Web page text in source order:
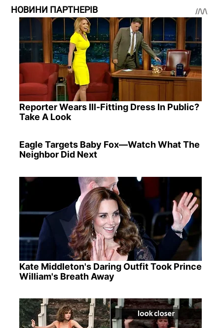
НОВИНИ ПАРТНЕРІВ
Reporter Wears Ill-Fitting Dress In Public?
Take A Look
Eagle Targets Baby Fox—Watch What The
Neighbor Did Next
Kate Middleton's Daring Outfit Took Prince
William's Breath Away